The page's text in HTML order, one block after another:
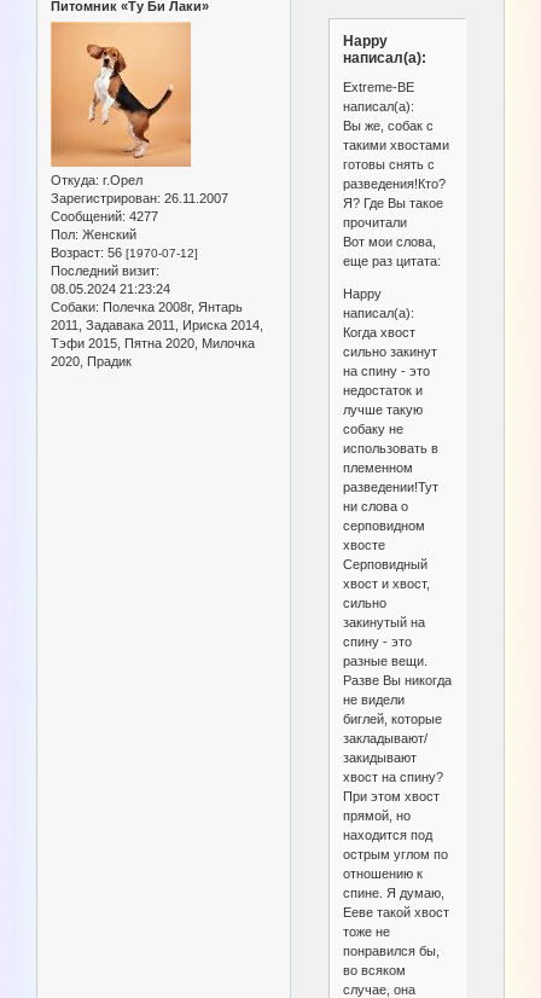
Питомник «Ту Би Лаки»
Откуда: г.Орел
Зарегистрирован: 26.11.2007
Сообщений: 4277
Пол: Женский
Возраст: 56 [1970-07-12]
Последний визит:
08.05.2024 21:23:24
Собаки: Полечка 2008г, Янтарь
2011, Задавака 2011, Ириска 2014,
Тэфи 2015, Пятна 2020, Милочка
2020, Прадик
Happy
написал(а):
Extreme-BE
написал(а):
Вы же, собак с
такими хвостами
готовы снять с
разведения!Кто?
Я? Где Вы такое
прочитали
Вот мои слова,
еще раз цитата:
Happy
написал(а):
Когда хвост
сильно закинут
на спину - это
недостаток и
лучше такую
собаку не
использовать в
племенном
разведении!Тут
ни слова о
серповидном
хвосте
Серповидный
хвост и хвост,
сильно
закинутый на
спину - это
разные вещи.
Разве Вы никогда
не видели
биглей, которые
закладывают/
закидывают
хвост на спину?
При этом хвост
прямой, но
находится под
острым углом по
отношению к
спине. Я думаю,
Ееве такой хвост
тоже не
понравился бы,
во всяком
случае, она